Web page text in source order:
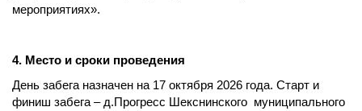
мероприятиях».
4. Место и сроки проведения
День забега назначен на 17 октября 2026 года. Старт и
финиш забега – д.Прогресс Шекснинского муниципального